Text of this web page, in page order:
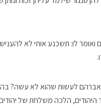
לו: תשכנע אותי לא
היהודים, הלכה משלחת של